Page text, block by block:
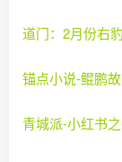
道门：2月份右
锚点小说-鲲鹏
青城派-小红书